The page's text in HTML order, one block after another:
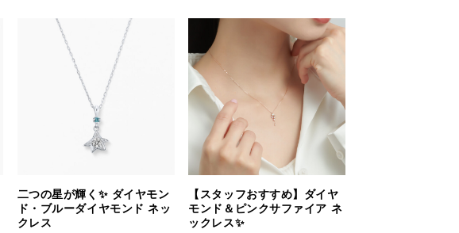
二つの星が輝く✨ ダイヤモン
ド・ブルーダイヤモンド ネッ
クレス
【スタッフおすすめ】ダイヤ
モンド＆ピンクサファイア ネ
ックレス✨